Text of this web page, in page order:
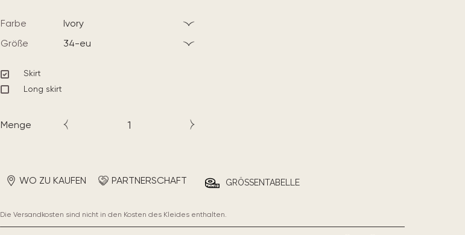
Farbe
ivory
Größe
34-eu
Skirt
Long skirt
Menge
WO ZU KAUFEN PARTNERSCHAFT GRÖSSENTABELLE
Die Versandkosten sind nicht in den Kosten des Kleides enthalten.